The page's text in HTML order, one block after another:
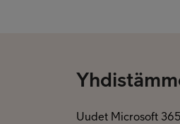
Uudet Microsoft